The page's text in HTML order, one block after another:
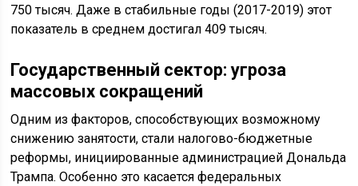
750 тысяч. Даже в стабильные годы (2017-2019) этот
показатель в среднем достигал 409 тысяч.
Государственный сектор: угроза
массовых сокращений
Одним из факторов, способствующих возможному
снижению занятости, стали налогово-бюджетные
реформы, инициированные администрацией Дональда
Трампа. Особенно это касается федеральных